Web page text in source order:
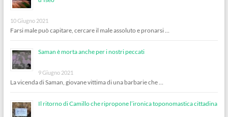
10 Giugno 2021
Farsi male può capitare, cercare il male assoluto e pronarsi …
Saman è morta anche per i nostri peccati
9 Giugno 2021
La vicenda di Saman, giovane vittima di una barbarie che …
Il ritorno di Camillo che ripropone l’ironica toponomastica cittadina